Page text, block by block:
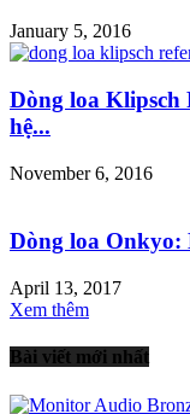
January 5, 2016
Dòng loa Klipsch
hệ...
November 6, 2016
Dòng loa Onkyo:
April 13, 2017
Xem thêm
Bài viết mới nhất